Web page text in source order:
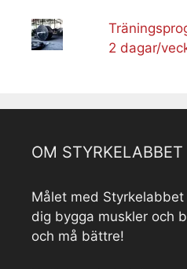
2 dagar/
OM STYRKELABBET
Målet med
dig bygga muskler och
och må bättre!